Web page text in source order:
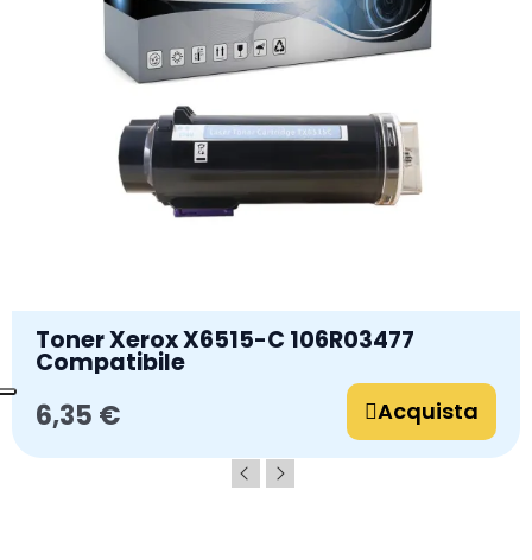
Toner Xerox X6515-C 106R03477
Compatibile
6,35 € Acquista